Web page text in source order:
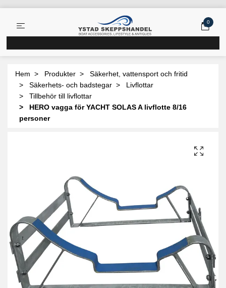
0
Hem Produkter
Säkerhet, vattensport och fritid
Säkerhets- och badstegar
Livflottar
Tillbehör till livflottar
HERO vagga för YACHT SOLAS A livflotte 8/16
personer